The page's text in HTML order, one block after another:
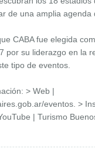
de una amplia agenda
CABA fue elegida
por su liderazgo en la
tipo de eventos.
> Web |
eventos. >
| Turismo